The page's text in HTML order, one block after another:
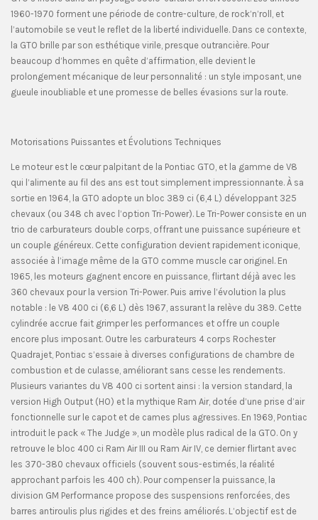
1960-1970 forment une période de contre-culture, de rock’n’roll, et
l’automobile se veut le reflet de la liberté individuelle. Dans ce contexte,
la GTO brille par son esthétique virile, presque outrancière. Pour
beaucoup d’hommes en quête d’affirmation, elle devient le
prolongement mécanique de leur personnalité : un style imposant, une
gueule inoubliable et une promesse de belles évasions sur la route.
Motorisations Puissantes et Évolutions Techniques
Le moteur est le cœur palpitant de la Pontiac GTO, et la gamme de V8
qui l’alimente au fil des ans est tout simplement impressionnante. À sa
sortie en 1964, la GTO adopte un bloc 389 ci (6,4 L) développant 325
chevaux (ou 348 ch avec l’option Tri-Power). Le Tri-Power consiste en un
trio de carburateurs double corps, offrant une puissance supérieure et
un couple généreux. Cette configuration devient rapidement iconique,
associée à l’image même de la GTO comme muscle car originel. En
1965, les moteurs gagnent encore en puissance, flirtant déjà avec les
360 chevaux pour la version Tri-Power. Puis arrive l’évolution la plus
notable : le V8 400 ci (6,6 L) dès 1967, assurant la relève du 389. Cette
cylindrée accrue fait grimper les performances et offre un couple
encore plus imposant. Outre les carburateurs 4 corps Rochester
Quadrajet, Pontiac s’essaie à diverses configurations de chambre de
combustion et de culasse, améliorant sans cesse les rendements.
Plusieurs variantes du V8 400 ci sortent ainsi : la version standard, la
version High Output (HO) et la mythique Ram Air, dotée d’une prise d’air
fonctionnelle sur le capot et de cames plus agressives. En 1969, Pontiac
introduit le pack « The Judge », un modèle plus radical de la GTO. On y
retrouve le bloc 400 ci Ram Air III ou Ram Air IV, ce dernier flirtant avec
les 370-380 chevaux officiels (souvent sous-estimés, la réalité
approchant parfois les 400 ch). Pour compenser la puissance, la
division GM Performance propose des suspensions renforcées, des
barres antiroulis plus rigides et des freins améliorés. L’objectif est de